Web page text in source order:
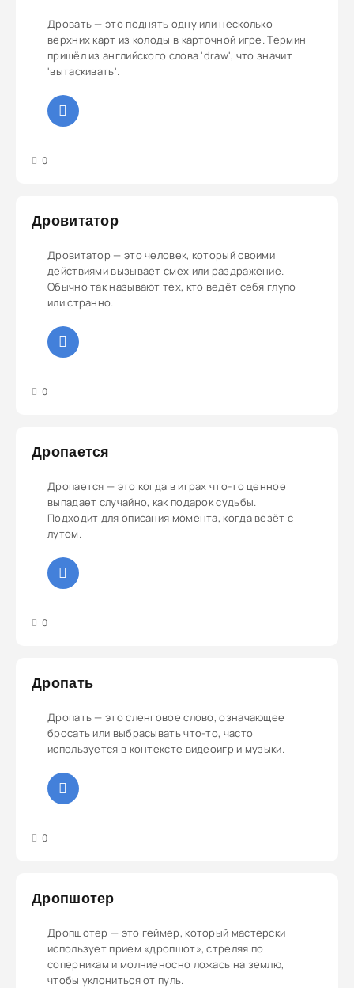
Дровать — это поднять одну или несколько
верхних карт из колоды в карточной игре. Термин
пришёл из английского слова 'draw', что значит
'вытаскивать'.
0
Дровитатор
Дровитатор — это человек, который своими
действиями вызывает смех или раздражение.
Обычно так называют тех, кто ведёт себя глупо
или странно.
0
Дропается
Дропается — это когда в играх что-то ценное
выпадает случайно, как подарок судьбы.
Подходит для описания момента, когда везёт с
лутом.
0
Дропать
Дропать — это сленговое слово, означающее
бросать или выбрасывать что-то, часто
используется в контексте видеоигр и музыки.
0
Дропшотер
Дропшотер — это геймер, который мастерски
использует прием «дропшот», стреляя по
соперникам и молниеносно ложась на землю,
чтобы уклониться от пуль.